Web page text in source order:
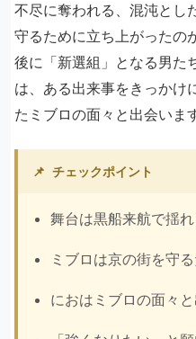
不尽に奪われる、混沌とし
守るために立ち上がった
後に「新選組」となる男た
は、ある出来事をきっかけ
たミブロの面々と出会いま
📌 チェックポイント
舞台は黒船来航で揺
ミブロは京の街を守
におはミブロの面々